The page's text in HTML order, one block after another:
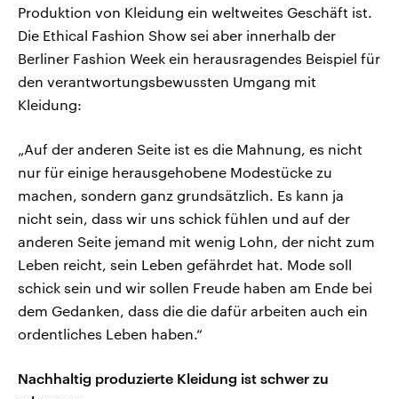
Produktion von Kleidung ein weltweites Geschäft ist.
Die Ethical Fashion Show sei aber innerhalb der
Berliner Fashion Week ein herausragendes Beispiel für
den verantwortungsbewussten Umgang mit
Kleidung:
„Auf der anderen Seite ist es die Mahnung, es nicht
nur für einige herausgehobene Modestücke zu
machen, sondern ganz grundsätzlich. Es kann ja
nicht sein, dass wir uns schick fühlen und auf der
anderen Seite jemand mit wenig Lohn, der nicht zum
Leben reicht, sein Leben gefährdet hat. Mode soll
schick sein und wir sollen Freude haben am Ende bei
dem Gedanken, dass die die dafür arbeiten auch ein
ordentliches Leben haben.“
Nachhaltig produzierte Kleidung ist schwer zu